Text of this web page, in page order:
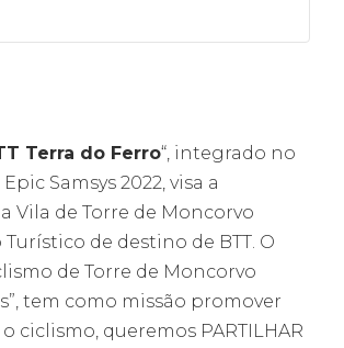
Terra do Ferro“, integrado no
Samsys 2022, visa a
Vila de Torre de Moncorvo
de destino de BTT. O
de Torre de Moncorvo
tem como missão promover
ciclismo, queremos PARTILHAR